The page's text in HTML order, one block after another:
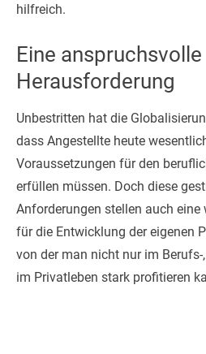
hilfreich.
Eine anspruchsvolle
Herausforderung
Unbestritten hat die
dass Angestellte heute
Voraussetzungen für den
erfüllen müssen. Doch diese
Anforderungen stellen auch eine
für die Entwicklung der eigenen
von der man nicht nur im Berufs-
im Privatleben stark profitieren